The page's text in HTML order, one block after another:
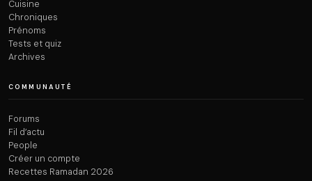
Cuisine
Chroniques
Prénoms
Tests et quiz
Archives
COMMUNAUTÉ
Forums
Fil d’actu
People
Créer un compte
Recettes Ramadan 2026